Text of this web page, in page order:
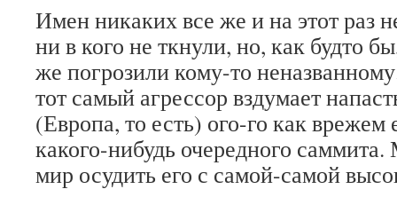
Имен никаких все же и на этот раз
ни в кого не ткнули, но, как будто
же погрозили кому-то
тот самый агрессор вздумает
(Европа, то есть) ого-го как врежем
какого-нибудь очередного
мир осудить его с самой-самой